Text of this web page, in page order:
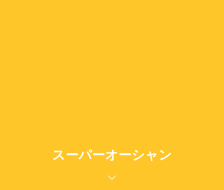
スーパーオーシャン